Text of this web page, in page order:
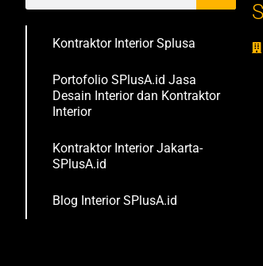
Kontraktor Interior Splusa
Portofolio SPlusA.id Jasa
Desain Interior dan Kontraktor
Interior
Kontraktor Interior Jakarta-
SPlusA.id
Blog Interior SPlusA.id